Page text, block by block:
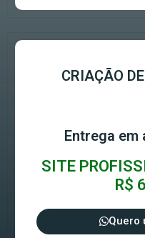
CRIAÇÃO
Entrega em
SITE
R$
Quero